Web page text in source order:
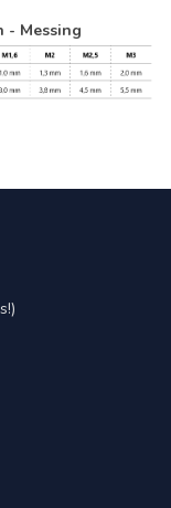
- Messing